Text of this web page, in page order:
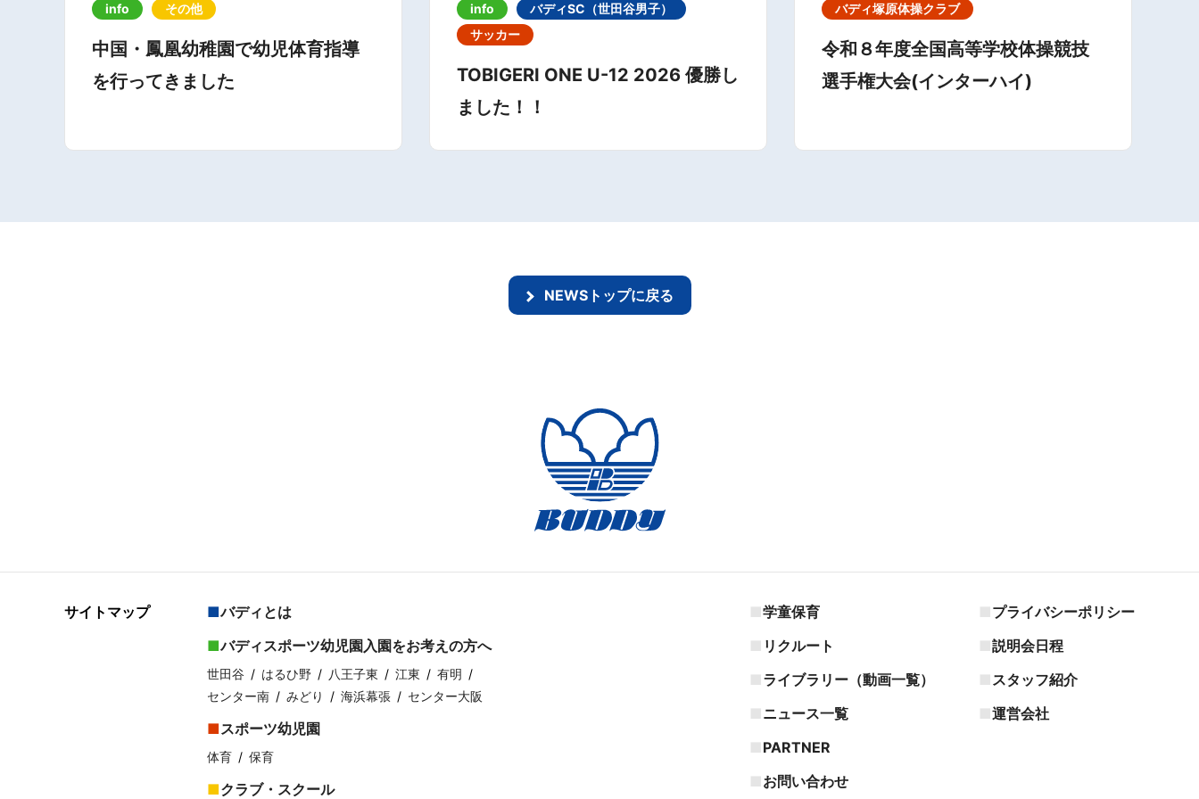
info その他
中国・鳳凰幼稚園で幼児体育指導
を行ってきました
info
バディSC（世田谷男子）
サッカー
TOBIGERI ONE U-12 2026 優勝し
ました！！
バディ塚原体操クラブ
令和８年度全国高等学校体操競技
選手権大会(インターハイ)
NEWSトップに戻る
サイトマップ
バディとは
バディスポーツ幼児園入園をお考えの方へ
世田谷 はるひ野 八王子東 江東
有明
センター南
みどり 海浜幕張 センター大阪
スポーツ幼児園
体育 保育
クラブ・スクール
学童保育
リクルート
ライブラリー（動画一覧）
ニュース一覧
PARTNER
お問い合わせ
プライバシーポリシー
説明会日程
スタッフ紹介
運営会社